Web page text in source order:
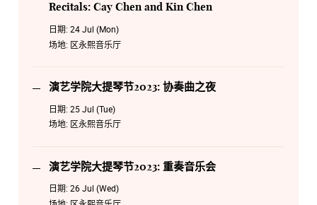
Recitals: Cay Chen and Kin Chen
日期: 24 Jul (Mon)
场地: 区永熙音乐厅
演艺学院大提琴节2023: 协奏曲之夜
日期: 25 Jul (Tue)
场地: 区永熙音乐厅
演艺学院大提琴节2023: 重奏音乐会
日期: 26 Jul (Wed)